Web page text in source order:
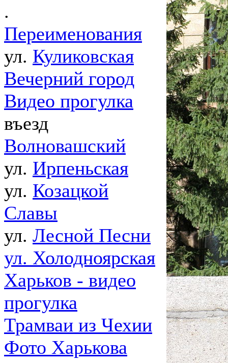
.
Переименования
ул. Куликовская
Вечерний город
Видео прогулка
въезд
Волновашский
ул. Ирпеньская
ул. Козацкой
Славы
ул. Лесной Песни
ул. Холодноярская
Харьков - видео
прогулка
Трамваи из Чехии
Фото Харькова